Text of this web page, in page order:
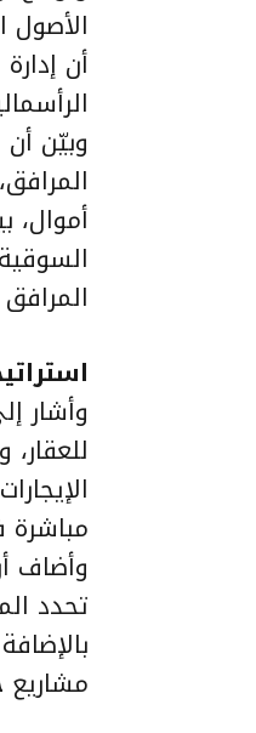
الأصول
أن
وبيّن
أموال،
وأشار
وأضاف
تحدد
مشاريع